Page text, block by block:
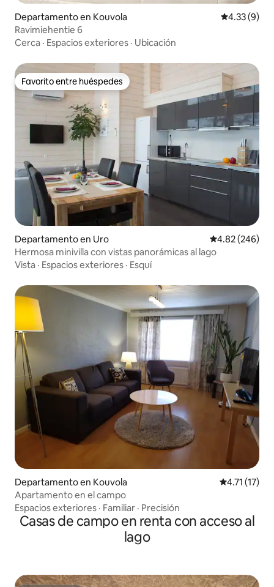
Departamento en Kouvola Calificación
4.33 (9)
Ravimiehentie 6
Cerca · Espacios exteriores · Ubicación
Favorito entre huéspedes
Favorito entre huéspedes
Departamento en Uro Calificación
4.82 (246)
Hermosa minivilla con vistas panorámicas al lago
Vista · Espacios exteriores · Esquí
Departamento en Kouvola Calificación
4.71 (17)
Apartamento en el campo
Espacios exteriores · Familiar · Precisión
Casas de campo en renta con acceso al
lago